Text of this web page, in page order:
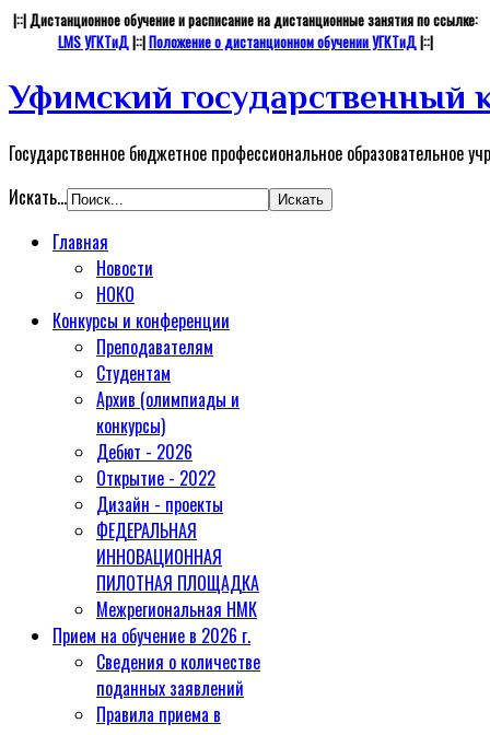
|::| Дистанционное обучение и расписание на дистанционные занятия по ссылке:
LMS УГКТиД|::|Положение о дистанционном обучении УГКТиД|::|
Уфимский государственный
Государственное бюджетное профессиональное образовательное
Искать...
Главная
Новости
НОКО
Конкурсы и конференции
Преподавателям
Студентам
Архив (олимпиады и
конкурсы)
Дебют - 2026
Открытие - 2022
Дизайн - проекты
ФЕДЕРАЛЬНАЯ
ИННОВАЦИОННАЯ
ПИЛОТНАЯ ПЛОЩАДКА
Межрегиональная НМК
Прием на обучение в 2026 г.
Сведения о количестве
поданных заявлений
Правила приема в